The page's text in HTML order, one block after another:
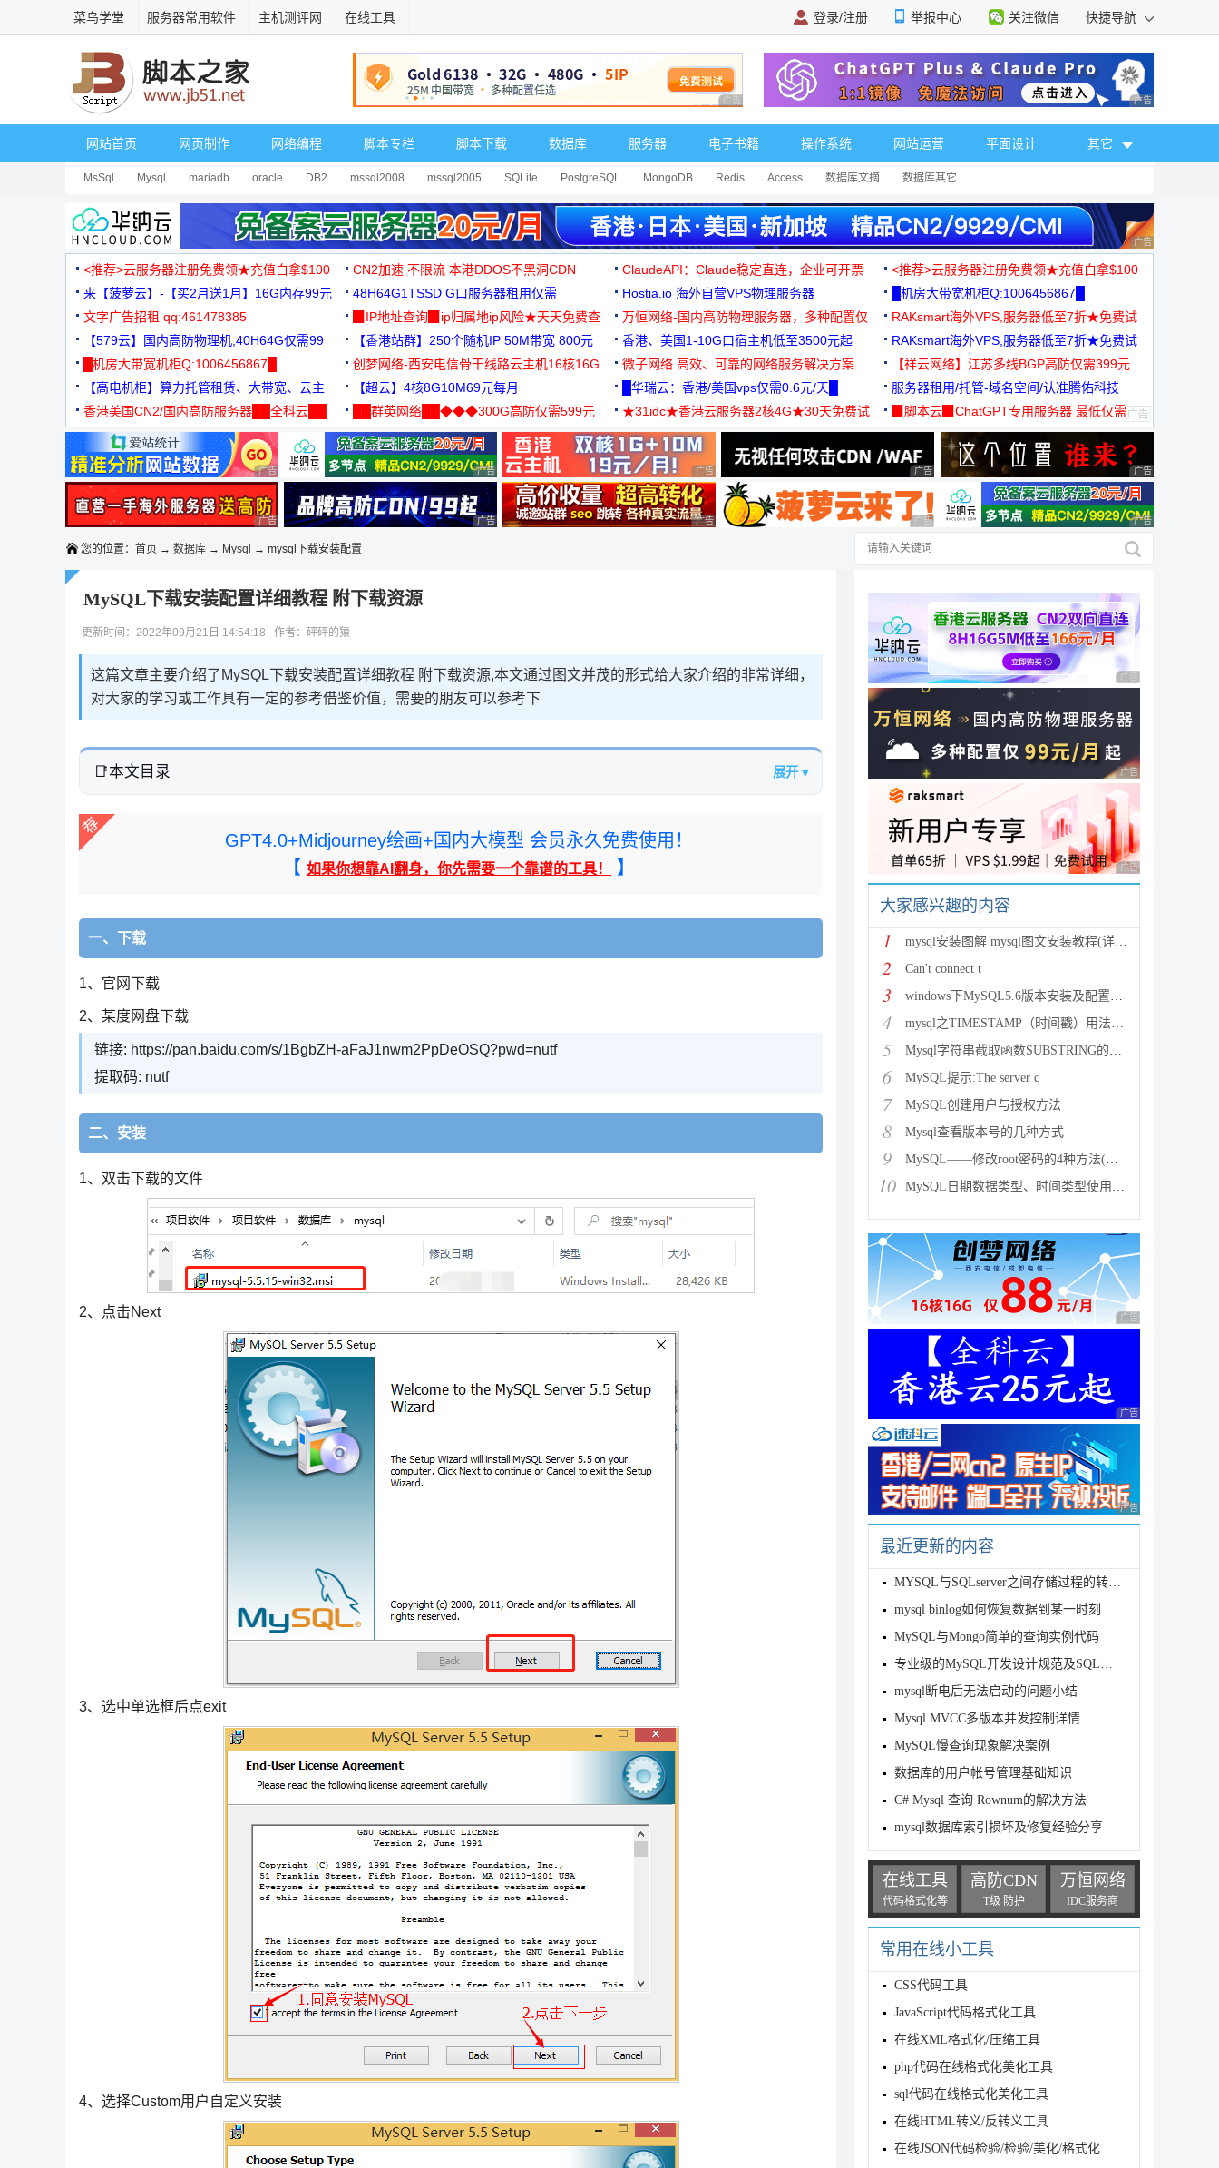
菜鸟学堂 服务器常用软件 主机测评网 在线工具 登录/注册 举报中心 关注微信 快捷导航
广告 商业广告，理性选择 广告 商业广告，理
网站首页 网页制作 网络编程 脚本专栏 脚本下载 数据库 服务器 电子书籍 操作系统 网站运营 平面设计 其它
MsSql Mysql mariadb oracle DB2 mssql2008 mssql2005 SQLite PostgreSQL MongoDB Redis Access 数据库文摘 数据库其它
广告 商业广告，理
<推荐>云服务器注册免费领★充值白拿$100 CN2加速 不限流 本港DDOS不黑洞CDN ClaudeAPI：Claude稳定直连，企业可开票
<推荐>云服务器注册免费领★充值白拿$100
来【菠萝云】-【买2月送1月】16G内存99元
48H64G1TSSD G口服务器租用仅需
3000+可免费测试
Hostia.io 海外自营VPS物理服务器
█机房大带宽机柜Q:1006456867█
文字广告招租 qq:461478385
▉IP地址查询▉ip归属地ip风险★天天免费查
万恒网络-国内高防物理服务器，多种配置仅
99元/月起
RAKsmart海外VPS,服务器低至7折★免费试
用★
【579云】国内高防物理机,40H64G仅需99
元
【香港站群】250个随机IP 50M带宽 800元 香港、美国1-10G口宿主机低至3500元起
RAKsmart海外VPS,服务器低至7折★免费试
用★
█机房大带宽机柜Q:1006456867█
创梦网络-西安电信骨干线路云主机16核16G
88元/月
微子网络 高效、可靠的网络服务解决方案
【祥云网络】江苏多线BGP高防仅需399元
【高电机柜】算力托管租赁、大带宽、云主
机
【超云】4核8G10M69元每月 █华瑞云：香港/美国vps仅需0.6元/天█
服务器租用/托管-域名空间/认准腾佑科技
香港美国CN2/国内高防服务器██全科云██
██群英网络██◆◆◆300G高防仅需599元
◆◆◆
★31idc★香港云服务器2核4G★30天免费试
用◆
▉脚本云▉ChatGPT专用服务器 最低仅需
19元/月
广告 商业广告，理性选择 广告 商业广告，理性选择 广告 商业广告，理性选择 广告 商业广告，理性选择 广告 商业广告，理
广告 商业广告，理性选择 广告 商业广告，理性选择 广告 商业广告，理性选择 广告 商业广告，理性选择 广告 商业广告，理
您的位置： 首页 → 数据库 → Mysql → mysql下载安装配置
MySQL下载安装配置详细教程 附下载资源
更新时间：2022年09月21日 14:54:18 作者：砰砰的猿
这篇文章主要介绍了MySQL下载安装配置详细教程 附下载资源,本文通过图文并茂的形式给大家介绍的非常详细，
对大家的学习或工作具有一定的参考借鉴价值，需要的朋友可以参考下
本文目录 展开 ▾
GPT4.0+Midjourney绘画+国内大模型 会员永久免费使用！
【 如果你想靠AI翻身，你先需要一个靠谱的工具！ 】
一、下载
1、官网下载
2、某度网盘下载
链接: https://pan.baidu.com/s/1BgbZH-aFaJ1nwm2PpDeOSQ?pwd=nutf
提取码: nutf
二、安装
1、双击下载的文件
2、点击Next
3、选中单选框后点exit
4、选择Custom用户自定义安装
广告 商业广告，理性
广告 商业广告，理性
广告 商业广告，理性
大家感兴趣的内容
1 mysql安装图解 mysql图文安装教程(详细说明)
2 Can't connect t
3 windows下MySQL5.6版本安装及配置过程附有截图和
4 mysql之TIMESTAMP（时间戳）用法详解
5 Mysql字符串截取函数SUBSTRING的用法说明
6 MySQL提示:The server q
7 MySQL创建用户与授权方法
8 Mysql查看版本号的几种方式
9 MySQL——修改root密码的4种方法(以windows为
10 MySQL日期数据类型、时间类型使用总结
广告 商业广告，理性
广告 商业广告，理性
广告 商业广告，理性
最近更新的内容
MYSQL与SQLserver之间存储过程的转换方式
mysql binlog如何恢复数据到某一时刻
MySQL与Mongo简单的查询实例代码
专业级的MySQL开发设计规范及SQL编写规范
mysql断电后无法启动的问题小结
Mysql MVCC多版本并发控制详情
MySQL慢查询现象解决案例
数据库的用户帐号管理基础知识
C# Mysql 查询 Rownum的解决方法
mysql数据库索引损坏及修复经验分享
在线工具
代码格式化等
高防CDN
T级 防护
万恒网络
IDC服务商
常用在线小工具
CSS代码工具
JavaScript代码格式化工具
在线XML格式化/压缩工具
php代码在线格式化美化工具
sql代码在线格式化美化工具
在线HTML转义/反转义工具
在线JSON代码检验/检验/美化/格式化